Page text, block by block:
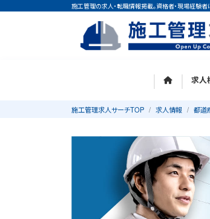
施工管理の求人・転職情報掲載。資格者・現場経験者
求人
施工管理求人サーチTOP 求人情報 都道